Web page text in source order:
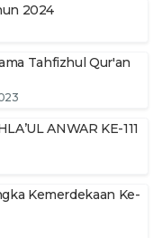
2024
Tahfizhul Qur'an
ANWAR KE-111
Kemerdekaan Ke-